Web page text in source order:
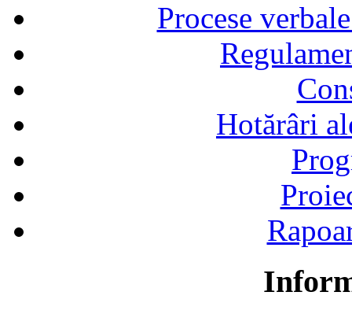
Procese
Hotărâri